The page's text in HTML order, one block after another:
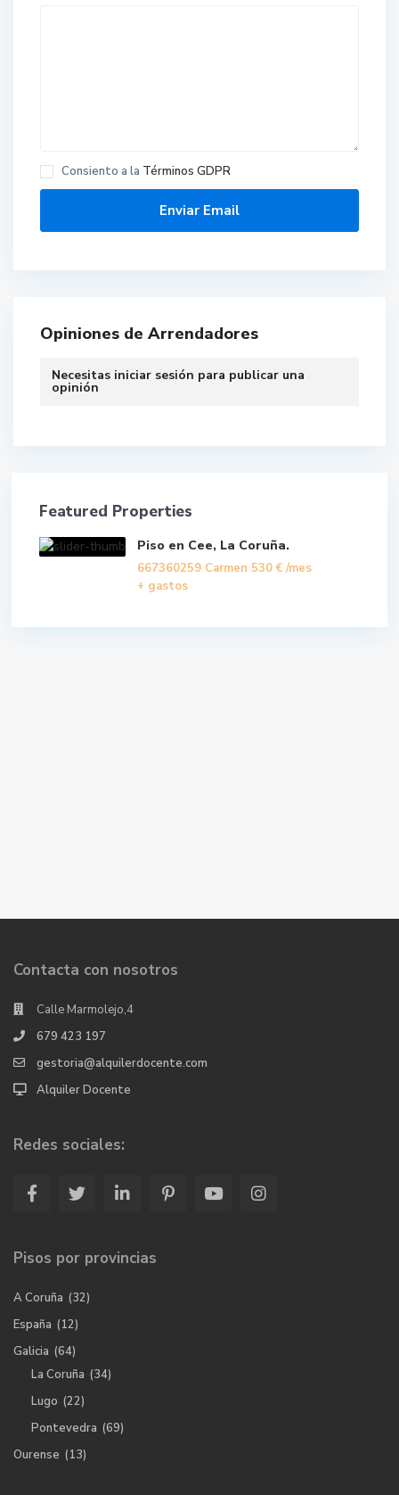
Consiento a la Términos GDPR
Opiniones de Arrendadores
Necesitas iniciar sesión para publicar una
opinión
Featured Properties
Piso en Cee, La Coruña.
667360259 Carmen 530 € /mes
+ gastos
Contacta con nosotros
Calle Marmolejo,4
679 423 197
gestoria@alquilerdocente.com
Alquiler Docente
Redes sociales:
Pisos por provincias
A Coruña (32)
España (12)
Galicia (64)
La Coruña (34)
Lugo (22)
Pontevedra (69)
Ourense (13)